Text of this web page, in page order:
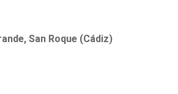
San Roque (Cádiz)